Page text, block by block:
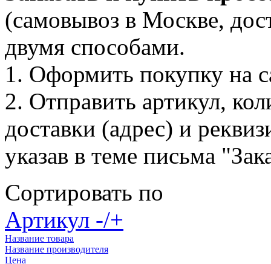
(самовывоз в Москве,
двумя способами.
1. Оформить покупку на
2. Отправить артикул,
доставки (адрес) и
указав в теме письма
Сортировать по
Артикул -/+
Название товара
Название производителя
Цена